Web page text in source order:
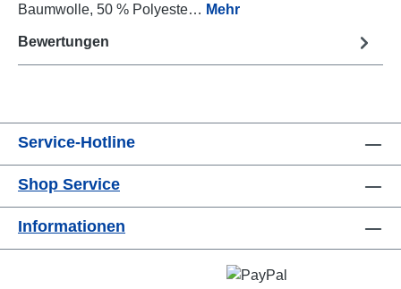
Baumwolle, 50 % Polyeste… Mehr
Bewertungen
Service-Hotline
Shop Service
Informationen